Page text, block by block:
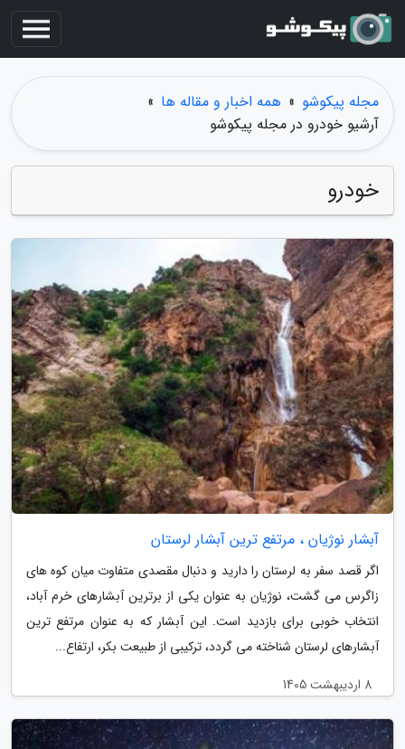
مجله پیکوشو » همه اخبار و مقاله ها »
آرشیو خودرو در مجله پیکوشو
خودرو
آبشار نوژیان ، مرتفع ترین آبشار لرستان
اگر قصد سفر به لرستان را دارید و دنبال مقصدی متفاوت میان کوه های
زاگرس می گشت، نوژیان به عنوان یکی از برترین آبشارهای خرم آباد،
انتخاب خوبی برای بازدید است. این آبشار که به عنوان مرتفع ترین
آبشارهای لرستان شناخته می گردد، ترکیبی از طبیعت بکر، ارتفاع...
8 اردیبهشت 1405